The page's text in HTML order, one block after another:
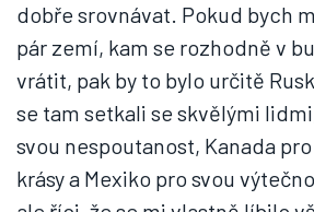
dobře srovnávat. Pokud bych
pár zemí, kam se rozhodně v
vrátit, pak by to bylo určitě
se tam setkali se skvělými
svou nespoutanost, Kanada
krásy a Mexiko pro svou